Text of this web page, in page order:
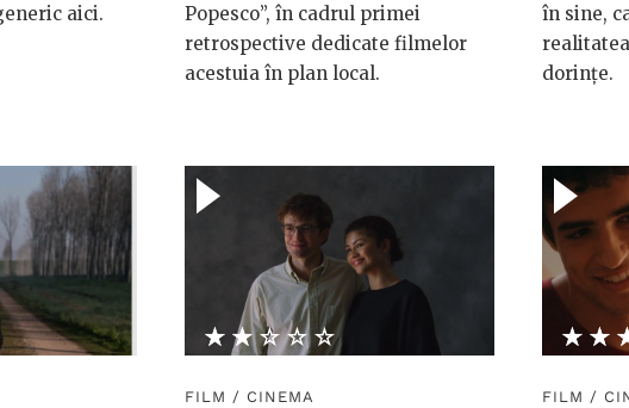
aici.
Popesco”, în cadrul primei
retrospective dedicate filmelor
acestuia în plan local.
în sine,
dorințe.
★★★★★
☆☆☆☆☆
FILM / CINEMA FILM /